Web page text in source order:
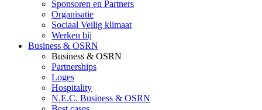
Sponsoren en Partners
Organisatie
Sociaal Veilig klimaat
Werken bij
Business & OSRN
Business & OSRN
Partnerships
Loges
Hospitality
N.E.C. Business & OSRN